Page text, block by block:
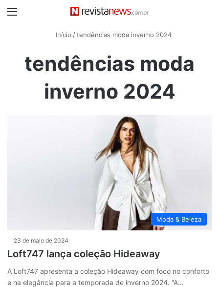
Início /tendências moda inverno 2024
tendências moda
inverno 2024
Moda & Beleza
23 de maio de 2024
Loft747 lança coleção Hideaway
A Loft747 apresenta a coleção Hideaway com foco no conforto
e na elegância para a temporada de inverno 2024. “A…